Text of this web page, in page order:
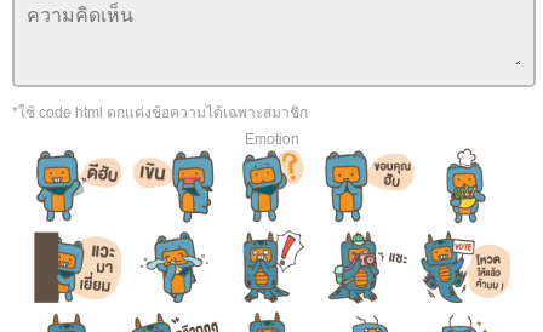
*ใช้ code html ตกแต่งข้อความได้เฉพาะสมาชิก
Emotion